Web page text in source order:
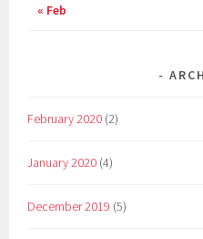
« Feb
February 2020 (2)
January 2020 (4)
December 2019 (5)